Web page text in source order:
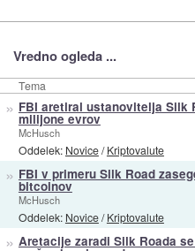
Vredno ogleda ...
Tema
» FBI aretiral ustanovitelja Silk
milijone evrov
McHusch
Oddelek: Novice/Kriptovalute
» FBI v primeru Silk Road
bitcoinov
McHusch
Oddelek: Novice/Kriptovalute
» Aretacije zaradi Silk Roada